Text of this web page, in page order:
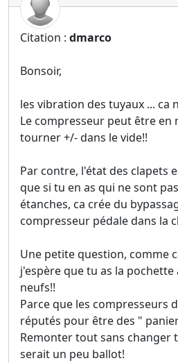
Citation : dmarco
Bonsoir,
les vibration des tuyaux ... ca
Le compresseur peut être en
tourner +/- dans le vide!!
Par contre, l'état des clapets
que si tu en as qui ne sont
étanches, ca crée du
compresseur pédale dans la
Une petite question, comme
j'espère que tu as la pochette
neufs!!
Parce que les compresseurs
réputés pour être des "
Remonter tout sans changer
serait un peu ballot!